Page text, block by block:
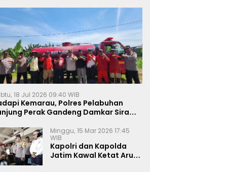
18 Jul 2026 09:40 WIB
Kemarau, Polres Pelabuhan
Perak Gandeng Damkar Siram
Minggu, 15 Mar 2026 17:45
WIB
Kapolri dan Kapolda
Jatim Kawal Ketat Arus